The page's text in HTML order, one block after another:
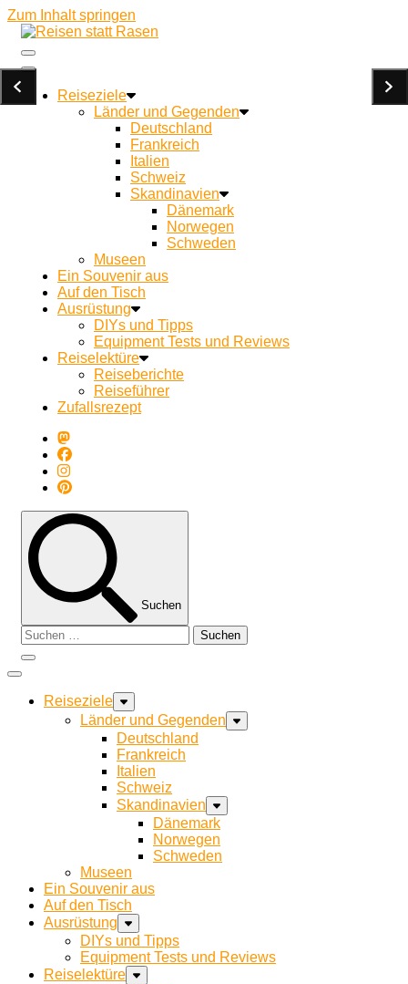
Zum Inhalt springen
Reisen statt Rasen
Reiseziele
Länder und Gegenden
Deutschland
Frankreich
Italien
Schweiz
Skandinavien
Dänemark
Norwegen
Schweden
Museen
Ein Souvenir aus
Auf den Tisch
Ausrüstung
DIYs und Tipps
Equipment Tests und Reviews
Reiselektüre
Reiseberichte
Reiseführer
Zufallsrezept
Suchen
Suchen
nach:
Reiseziele
Länder und Gegenden
Deutschland
Frankreich
Italien
Schweiz
Skandinavien
Dänemark
Norwegen
Schweden
Museen
Ein Souvenir aus
Auf den Tisch
Ausrüstung
DIYs und Tipps
Equipment Tests und Reviews
Reiselektüre